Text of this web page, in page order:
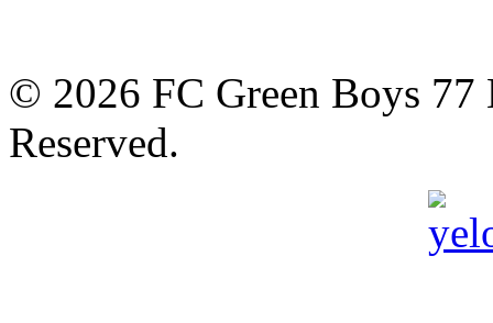
© 2026 FC Green Boys 77
Reserved.